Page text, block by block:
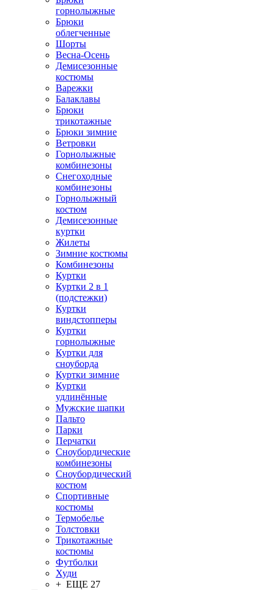
горнолыжные
Брюки
облегченные
Шорты
Весна-Осень
Демисезонные
костюмы
Варежки
Балаклавы
Брюки
трикотажные
Брюки зимние
Ветровки
Горнолыжные
комбинезоны
Снегоходные
комбинезоны
Горнолыжный
костюм
Демисезонные
куртки
Жилеты
Зимние костюмы
Комбинезоны
Куртки
Куртки 2 в 1
(подстежки)
Куртки
виндстопперы
Куртки
горнолыжные
Куртки для
сноуборда
Куртки зимние
Куртки
удлинённые
Мужские шапки
Пальто
Парки
Перчатки
Сноубордические
комбинезоны
Сноубордический
костюм
Спортивные
костюмы
Термобелье
Толстовки
Трикотажные
костюмы
Футболки
Худи
+ ЕЩЕ 27